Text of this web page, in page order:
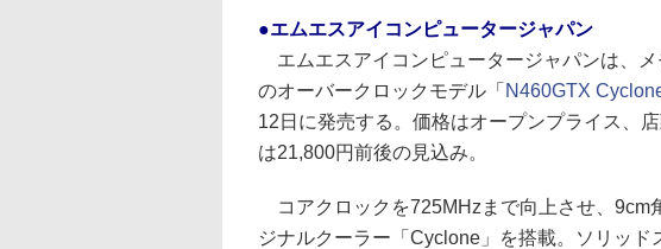
●エムエスアイコンピュータージャパン
エムエスアイコンピュータージャパンは、メ
のオーバークロックモデル「 N460GTX
12日に発売する。価格はオープンプライス、
は21,800円前後の見込み。
コアクロックを725MHzまで向上させ、9cm
ジナルクーラー「Cyclone」を搭載。ソリッ